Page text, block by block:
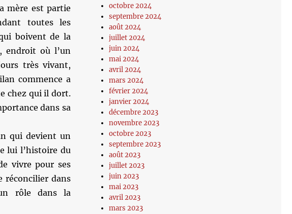
mère est partie
toutes les
boivent de la
endroit où l’un
très vivant,
commence a
chez qui il dort.
dans sa
qui devient un
lui l’histoire du
vivre pour ses
réconcilier dans
rôle dans la
octobre 2024
septembre 2024
août 2024
juillet 2024
juin 2024
mai 2024
avril 2024
mars 2024
février 2024
janvier 2024
décembre 2023
novembre 2023
octobre 2023
septembre 2023
août 2023
juillet 2023
juin 2023
mai 2023
avril 2023
mars 2023